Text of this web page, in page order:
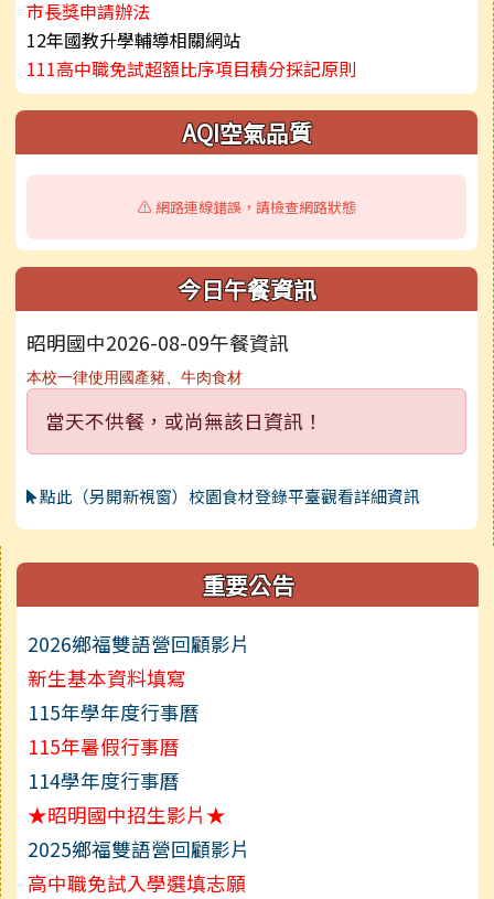
市長獎申請辦法
12年國教升學輔導相關網站
111高中職免試超額比序項目積分採記原則
AQI空氣品質
⚠️ 網路連線錯誤，請檢查網路狀態
今日午餐資訊
昭明國中2026-08-09午餐資訊
本校一律使用國產豬、牛肉食材
當天不供餐，或尚無該日資訊！
點此（另開新視窗）校園食材登錄平臺觀看詳細資訊
右邊區域內容 重要公告
2026鄉福雙語營回顧影片
新生基本資料填寫
115年學年度行事曆
115年暑假行事曆
114學年度行事曆
★昭明國中招生影片★
2025鄉福雙語營回顧影片
link to https://www.jmjh.tn.edu.tw/modules/
link to https://www.jmjh.tn.edu.tw/modules/
高中職免試入學選填志願